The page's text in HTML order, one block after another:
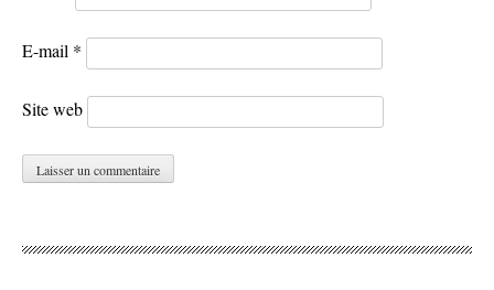
E-mail *
Site web